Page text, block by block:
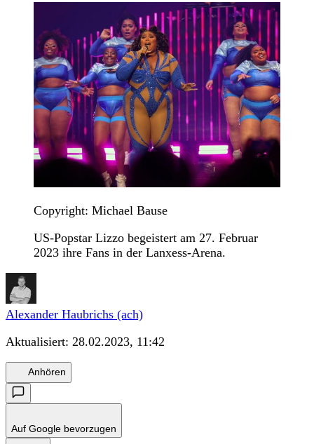
Copyright: Michael Bause
US-Popstar Lizzo begeistert am 27. Februar
2023 ihre Fans in der Lanxess-Arena.
Alexander Haubrichs (ach)
Aktualisiert: 28.02.2023, 11:42
Anhören
Auf Google bevorzugen